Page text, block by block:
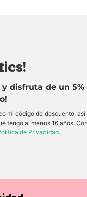
disfruta de un 5%
mi código de descuento, así
tengo al menos 16 años.
de Privacidad.